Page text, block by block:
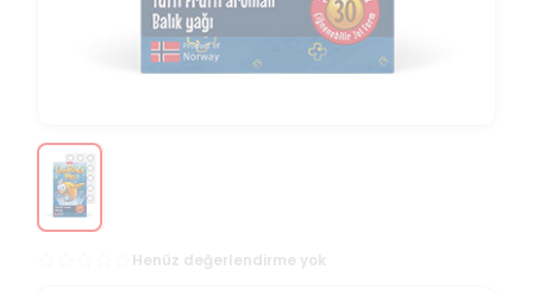
Henüz değerlendirme yok